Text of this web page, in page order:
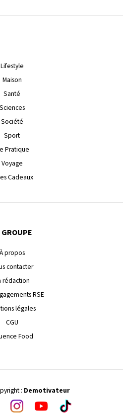
Lifestyle
Maison
Santé
Sciences
Société
Sport
Pratique
Voyage
Cadeaux
GROUPE
À propos
contacter
rédaction
RSE
légales
CGU
Food
: Demotivateur